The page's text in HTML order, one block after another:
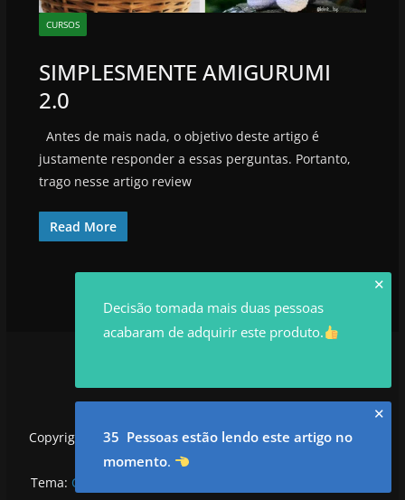
CURSOS
SIMPLESMENTE AMIGURUMI
2.0
Antes de mais nada, o objetivo deste artigo é
justamente responder a essas perguntas. Portanto,
trago nesse artigo review
Read More
Copyright © 2026utilidadesrowan.com. Todos os direitos
reservados.
Tema: ColorMag
✕
Decisão tomada mais duas pessoas
acabaram de adquirir este produto.
✕
35 Pessoas estão lendo este artigo no
momento.